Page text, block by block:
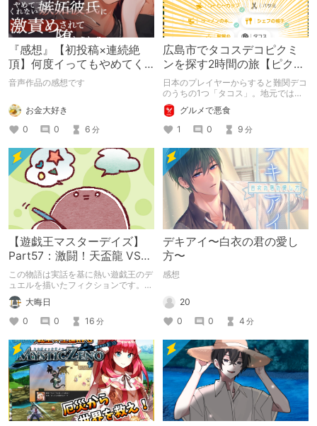
『感想』【初投稿×連続絶
頂】何度イってもやめてく
れない嫉妬彼氏に激責めさ
音声作品の感想です
お金大好き
0
0 6 分
広島市でタコスデコピクミ
ンを探す2時間の旅【ピクミ
ンブルーム / Pikmin
Bloom】
日本のプレイヤーからすると難関デコ
のうちの1つ「タコス」。地元では見
つけられなかった男が広島で探す旅を
お送りします。ねくすと5月のテーマ
「お出かけの記録」。
グルメで悪食
1
0 9 分
【遊戯王マスターデイズ】
Part57：激闘！天盃龍 VS
千年D【架空デュエル】
この物語は実話を基に熱い遊戯王のデ
ュエルを描いたフィクションです。
（自分用メモ：2025-05-14）
大晦日
0
0 16 分
デキアイ〜白衣の君の愛し
方〜
感想
20
0
0 4 分